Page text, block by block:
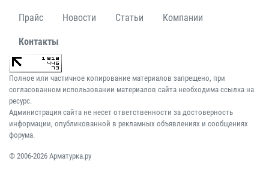
Прайс Новости Статьи Компании
Контакты
Полное или частичное копирование материалов запрещено, при
согласованном использовании материалов сайта необходима ссылка на
ресурс.
Администрация сайта не несет ответственности за достоверность
информации, опубликованной в рекламных объявлениях и сообщениях
форума.
© 2006-2026 Арматурка.ру